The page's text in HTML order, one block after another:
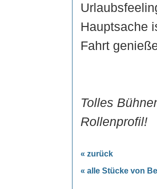
Hauptsache
Fahrt
Tolles
Rollenprofil!
« zurück
« alle Stücke von